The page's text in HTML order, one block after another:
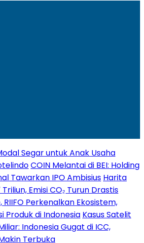
Segar untuk Anak Usaha
COIN Melantai di BEI: Holding
Tawarkan IPO Ambisius Harita
Emisi CO₂ Turun Drastis
RIIFO Perkenalkan Ekosistem,
Produk di Indonesia Kasus Satelit
Indonesia Gugat di ICC,
Terbuka